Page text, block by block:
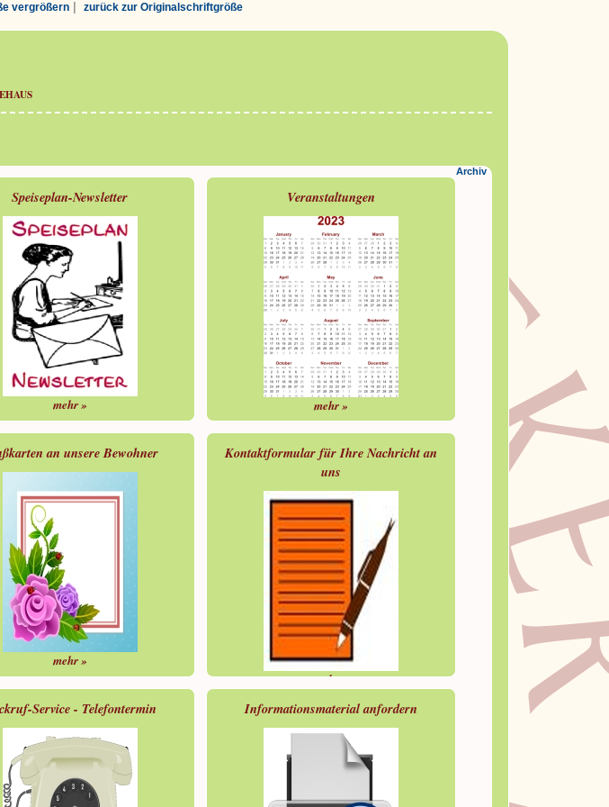
vergrößern| zurück zur Originalschriftgröße
Speiseplan-Newsletter
mehr »
Veranstaltungen
mehr »
an unsere Bewohner
mehr »
Kontaktformular für Ihre Nachricht an
uns
mehr »
Service - Telefontermin Informationsmaterial anfordern
Archiv